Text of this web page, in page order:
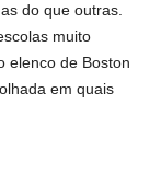
do que outras.
muito
elenco de Boston
em quais